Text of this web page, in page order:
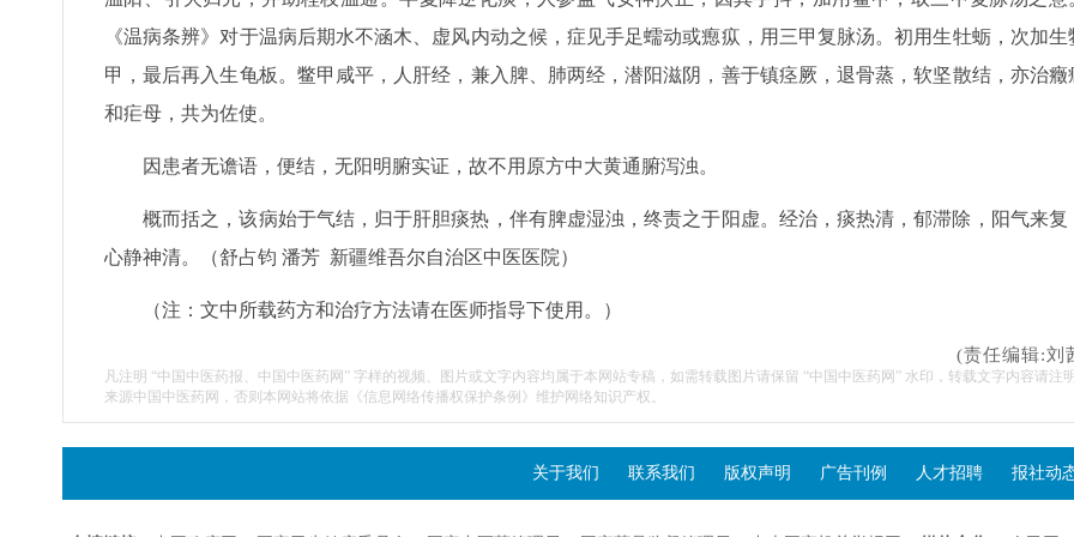
《温病条辨》对于温病后期水不涵木、虚风内动之候，症见手足蠕动或瘛疭，用三甲复脉汤。初用生牡蛎，次加生
甲，最后再入生龟板。鳖甲咸平，人肝经，兼入脾、肺两经，潜阳滋阴，善于镇痉厥，退骨蒸，软坚散结，亦治癥
和疟母，共为佐使。
因患者无谵语，便结，无阳明腑实证，故不用原方中大黄通腑泻浊。
概而括之，该病始于气结，归于肝胆痰热，伴有脾虚湿浊，终责之于阳虚。经治，痰热清，郁滞除，阳气来复
心静神清。（舒占钧 潘芳 新疆维吾尔自治区中医医院）
（注：文中所载药方和治疗方法请在医师指导下使用。）
(责任编辑:刘
凡注明 “中国中医药报、中国中医药网” 字样的视频、图片或文字内容均属于本网站专稿，如需转载图片请保留 “中国中医药网” 水印，转载文字内容请注明
来源中国中医药网，否则本网站将依据《信息网络传播权保护条例》维护网络知识产权。
关于我们 联系我们 版权声明 广告刊例 人才招聘 报社动